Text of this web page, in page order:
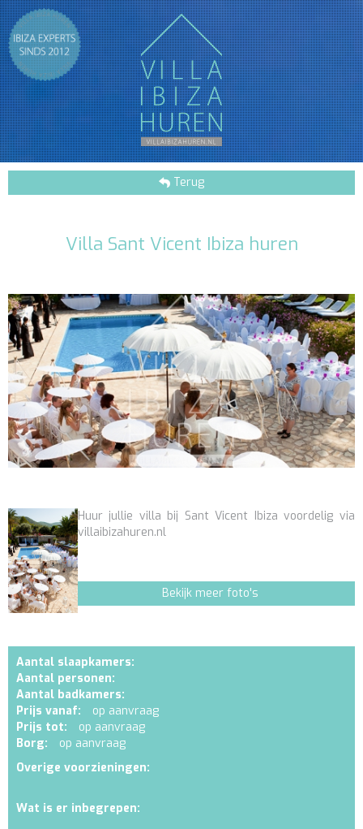
Terug
Villa Sant Vicent Ibiza huren
Huur jullie villa bij Sant Vicent Ibiza voordelig via
villaibizahuren.nl
Bekijk meer foto's
Aantal slaapkamers:
Aantal personen:
Aantal badkamers:
Prijs vanaf:
op aanvraag
Prijs tot:
op aanvraag
Borg:
op aanvraag
Overige voorzieningen:
Wat is er inbegrepen: